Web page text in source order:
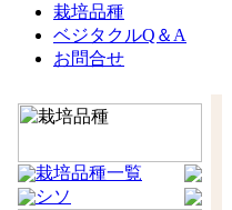
栽培品種
ベジタクルQ＆A
お問合せ
栽培品種一覧
シソ